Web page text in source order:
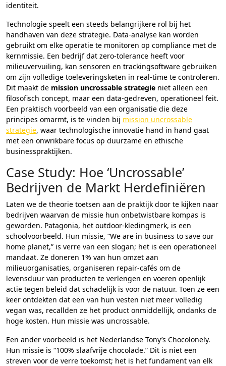
identiteit.
Technologie speelt een steeds belangrijkere rol bij het
handhaven van deze strategie. Data-analyse kan worden
gebruikt om elke operatie te monitoren op compliance met de
kernmissie. Een bedrijf dat zero-tolerance heeft voor
milieuvervuiling, kan sensoren en trackingsoftware gebruiken
om zijn volledige toeleveringsketen in real-time te controleren.
Dit maakt de mission uncrossable strategie niet alleen een
filosofisch concept, maar een data-gedreven, operationeel feit.
Een praktisch voorbeeld van een organisatie die deze
principes omarmt, is te vinden bij mission uncrossable
strategie, waar technologische innovatie hand in hand gaat
met een onwrikbare focus op duurzame en ethische
businesspraktijken.
Case Study: Hoe ‘Uncrossable’
Bedrijven de Markt Herdefiniëren
Laten we de theorie toetsen aan de praktijk door te kijken naar
bedrijven waarvan de missie hun onbetwistbare kompas is
geworden. Patagonia, het outdoor-kledingmerk, is een
schoolvoorbeeld. Hun missie, “We are in business to save our
home planet,” is verre van een slogan; het is een operationeel
mandaat. Ze doneren 1% van hun omzet aan
milieuorganisaties, organiseren repair-cafés om de
levensduur van producten te verlengen en voeren openlijk
actie tegen beleid dat schadelijk is voor de natuur. Toen ze een
keer ontdekten dat een van hun vesten niet meer volledig
vegan was, recallden ze het product onmiddellijk, ondanks de
hoge kosten. Hun missie was uncrossable.
Een ander voorbeeld is het Nederlandse Tony’s Chocolonely.
Hun missie is “100% slaafvrije chocolade.” Dit is niet een
streven voor de verre toekomst; het is het fundament van elk